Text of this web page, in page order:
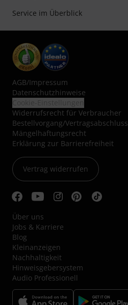
Service im Überblick
AGB/Impressum
Datenschutzhinweise
Widerrufsrecht für Verbraucher
Bestellvorgang/Vertragsabschluss
Mängelhaftungsrecht
Erklärung zur Barrierefreiheit
Vertrag widerrufen
Über uns
Jobs & Karriere
Blog
Kleinanzeigen
Nachhaltigkeit
Hinweisgebersystem
Audio Professionell